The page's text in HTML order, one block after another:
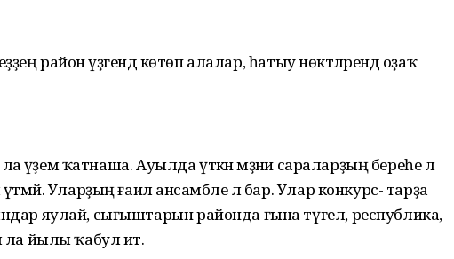
район үҙәгендә көтөп алалар, һатыу нөктәләрендә оҙаҡ
ла әүҙем ҡатнаша. Ауылда үткән мәҙәни сараларҙың береһе лә
Уларҙың ғаилә ансамбле лә бар. Улар конкурс- тарҙа
яулай, сығыштарын районда ғына түгел, республика,
йылы ҡабул итә.